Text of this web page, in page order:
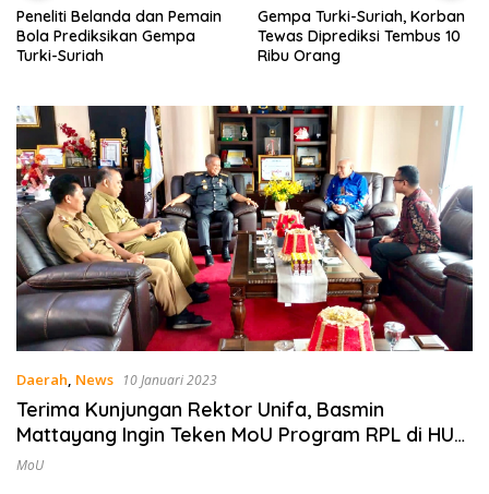
Gempa Turki-Suriah, Korban
Tewas Diprediksi Tembus 10
Ribu Orang
Menlu: ASEAN Regional
Forum (ARF), Ancaman Non-
Tradisional Jangan
Daerah, News 10 Januari 2023
Terima Kunjungan Rektor Unifa, Basmin
Mattayang Ingin Teken MoU Program RPL di HUT
ke-17 Belopa
MoU